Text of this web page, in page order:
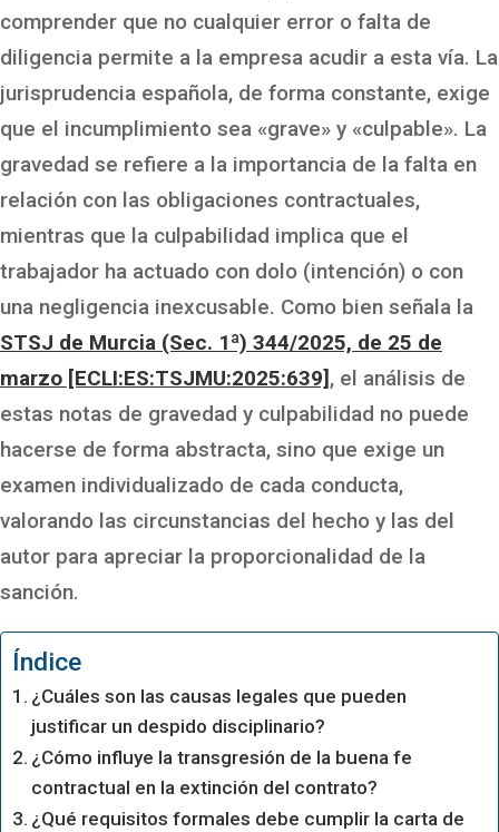
comprender que no cualquier error o falta de
diligencia permite a la empresa acudir a esta vía. La
jurisprudencia española, de forma constante, exige
que el incumplimiento sea «grave» y «culpable». La
gravedad se refiere a la importancia de la falta en
relación con las obligaciones contractuales,
mientras que la culpabilidad implica que el
trabajador ha actuado con dolo (intención) o con
una negligencia inexcusable. Como bien señala la
STSJ de Murcia (Sec. 1ª) 344/2025, de 25 de
marzo [ECLI:ES:TSJMU:2025:639], el análisis de
estas notas de gravedad y culpabilidad no puede
hacerse de forma abstracta, sino que exige un
examen individualizado de cada conducta,
valorando las circunstancias del hecho y las del
autor para apreciar la proporcionalidad de la
sanción.
Índice
¿Cuáles son las causas legales que pueden
justificar un despido disciplinario?
¿Cómo influye la transgresión de la buena fe
contractual en la extinción del contrato?
¿Qué requisitos formales debe cumplir la carta de